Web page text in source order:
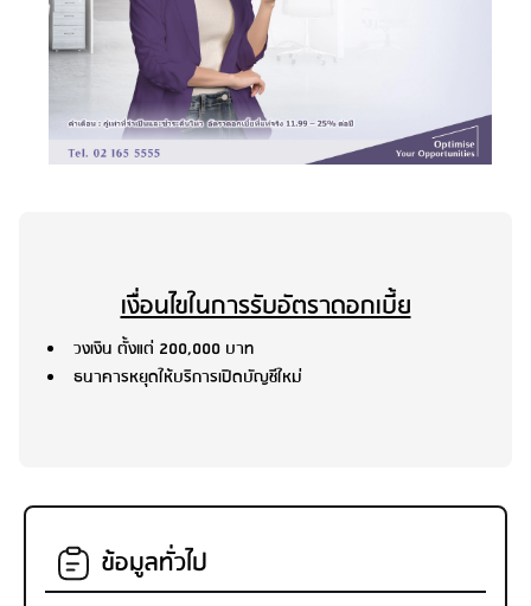
เงื่อนไขในการรับอัตราดอกเบี้ย
วงเงิน ตั้งแต่ 200,000 บาท
ธนาคารหยุดให้บริการเปิดบัญชีใหม่
ข้อมูลทั่วไป